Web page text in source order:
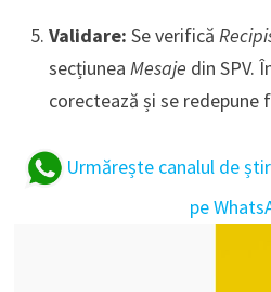
Validare: Se verifică
secțiunea Mesaje din SPV.
corectează și se redepune
Urmărește canalul de
pe